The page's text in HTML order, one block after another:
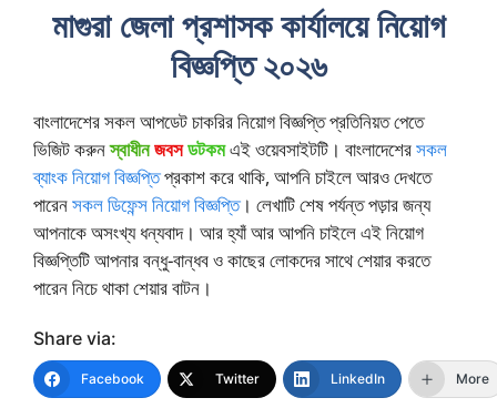
মাগুরা জেলা প্রশাসক কার্যালয়ে নিয়োগ
বিজ্ঞপ্তি ২০২৬
বাংলাদেশের সকল আপডেট চাকরির নিয়োগ বিজ্ঞপ্তি প্রতিনিয়ত পেতে
ভিজিট করুনস্বাধীনজবসডটকমএই ওয়েবসাইটটি। বাংলাদেশেরসকল
ব্যাংক নিয়োগ বিজ্ঞপ্তিপ্রকাশ করে থাকি, আপনি চাইলে আরও দেখতে
পারেনসকল ডিফেন্স নিয়োগ বিজ্ঞপ্তি। লেখাটি শেষ পর্যন্ত পড়ার জন্য
আপনাকে অসংখ্য ধন্যবাদ। আর হ্যাঁ আর আপনি চাইলে এই নিয়োগ
বিজ্ঞপ্তিটি আপনার বন্ধু-বান্ধব ও কাছের লোকদের সাথে শেয়ার করতে
পারেন নিচে থাকা শেয়ার বাটন।
Share via:
Facebook Twitter LinkedIn More